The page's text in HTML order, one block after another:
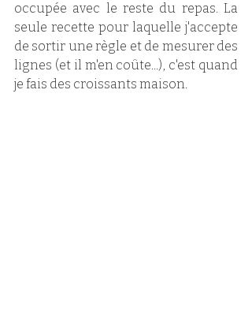
occupée avec le reste du repas. La
seule recette pour laquelle j'accepte
de sortir une règle et de mesurer des
lignes (et il m'en coûte...), c'est quand
je fais des croissants maison.